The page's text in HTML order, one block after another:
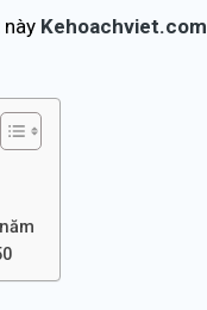
Kehoachviet.com